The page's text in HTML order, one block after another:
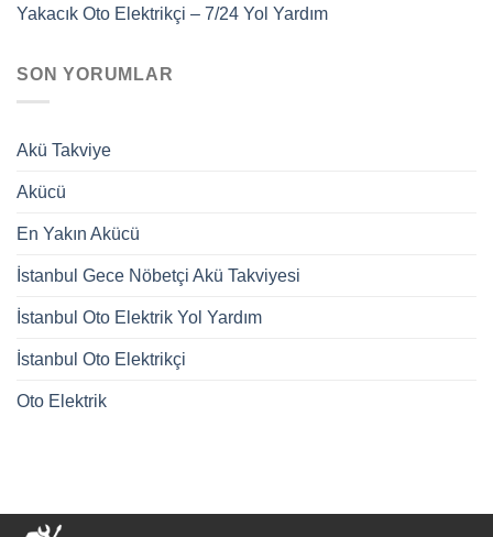
Yakacık Oto Elektrikçi – 7/24 Yol Yardım
SON YORUMLAR
Akü Takviye
Akücü
En Yakın Akücü
İstanbul Gece Nöbetçi Akü Takviyesi
İstanbul Oto Elektrik Yol Yardım
İstanbul Oto Elektrikçi
Oto Elektrik